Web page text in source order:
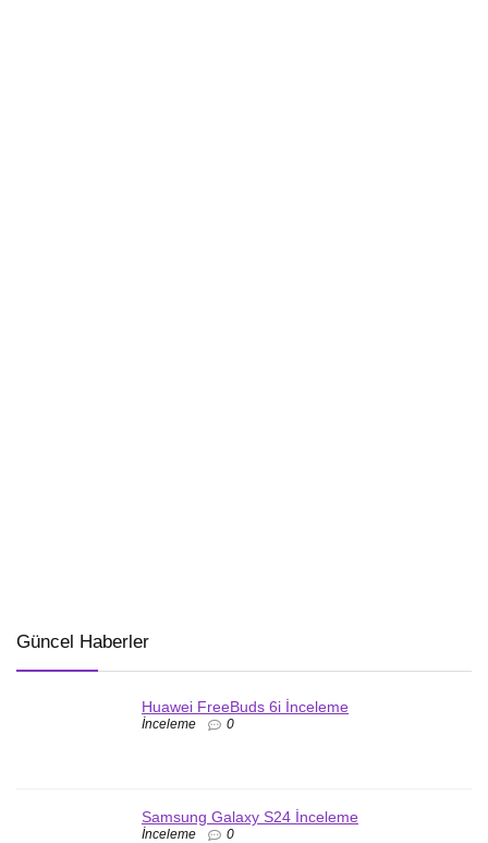
Güncel Haberler
Huawei FreeBuds 6i İnceleme
İnceleme 0
Samsung Galaxy S24 İnceleme
İnceleme 0